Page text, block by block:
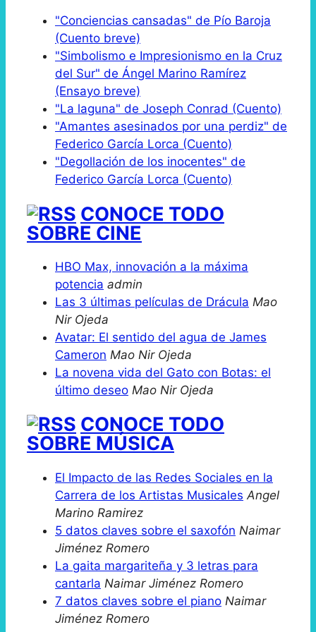
"Conciencias cansadas" de Pío Baroja
(Cuento breve)
"Simbolismo e Impresionismo en la Cruz
del Sur" de Ángel Marino Ramírez
(Ensayo breve)
"La laguna" de Joseph Conrad (Cuento)
"Amantes asesinados por una perdiz" de
Federico García Lorca (Cuento)
"Degollación de los inocentes" de
Federico García Lorca (Cuento)
CONOCE TODO
SOBRE CINE
HBO Max, innovación a la máxima
potencia admin
Las 3 últimas películas de Drácula Mao
Nir Ojeda
Avatar: El sentido del agua de James
Cameron Mao Nir Ojeda
La novena vida del Gato con Botas: el
último deseo Mao Nir Ojeda
CONOCE TODO
SOBRE MÚSICA
El Impacto de las Redes Sociales en la
Carrera de los Artistas Musicales Angel
Marino Ramirez
5 datos claves sobre el saxofón Naimar
Jiménez Romero
La gaita margariteña y 3 letras para
cantarla Naimar Jiménez Romero
7 datos claves sobre el piano Naimar
Jiménez Romero